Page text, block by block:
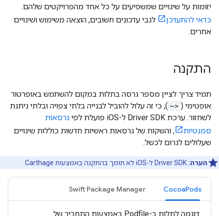
יזומות על שינויים שמשפיעים על כל אחד מהפרויקטים שלהם.
כדאי להתעדכן
לגבי עדכונים חשובים, הוצאה משימוש ושינויים
אחרים.
התקנה
תמיד צריך לציין מספר גרסה בתלות במקום להשתמש באופרטור
אופטימי ( ~> ), כי זה עלול להוביל לבנייה בלתי צפויה ובלתי ניתנת
לשחזור. ערכת Driver SDK ל-iOS פועלת לפי
גרסאות
סמנטיות
, והשקות של גרסאות ראשיות חדשות כוללות שינויים
שעלולים לגרום לכשל.
הערה:
CocoaPods
Swift Package Manager
דוגמה לתלות ב-Podfile באמצעות התחביר של